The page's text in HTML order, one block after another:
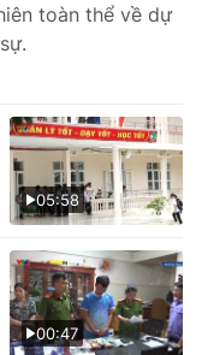
toàn thể về dự
05:58
00:47